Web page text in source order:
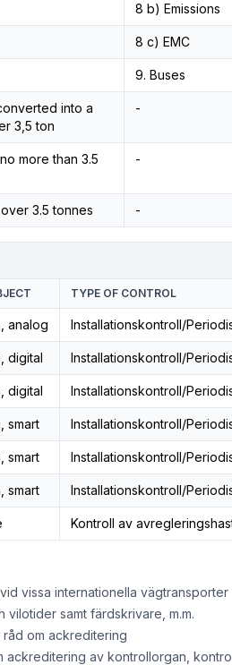
8 b) Emissions
8 c) EMC
9. Buses
into a
3,5 ton
-
more than 3.5
-
3.5 tonnes -
TYPE OF CONTROL
analog Installationskontroll/
digital Installationskontroll/
digital Installationskontroll/
smart Installationskontroll/
smart Installationskontroll/
smart Installationskontroll/
Kontroll av
vissa internationella vägtransporter
samt färdskrivare, m.m.
om ackreditering
av kontrollorgan,